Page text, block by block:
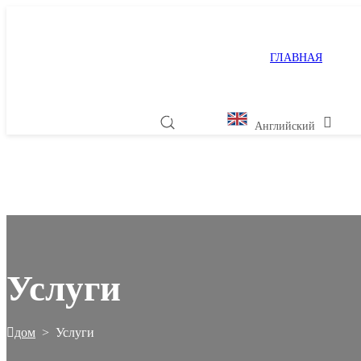
ГЛАВНАЯ
Английский
Услуги
дом > Услуги